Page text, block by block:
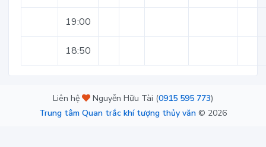
19:00
18:50
Liên hệ Nguyễn Hữu Tài (0915 595 773)
Trung tâm Quan trắc khí tượng thủy văn © 2026